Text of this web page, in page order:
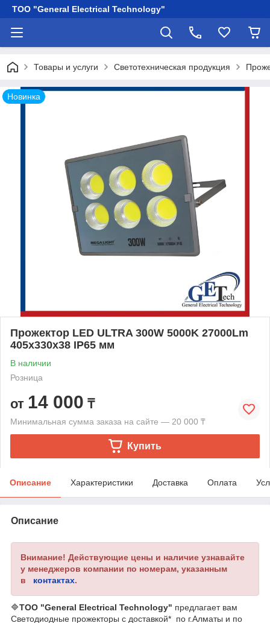
ТОО "General Electrical Technology"
Товары и услуги Светотехническая продукция
Новинка
Прожектор LED ULTRA 300W 5000K 27000Lm
405х330х38 IP65 мм
В наличии
Розница
от 14 000 ₸
Минимальная сумма заказа на сайте — 20 000 ₸
Купить
Описание Характеристики Доставка Оплата
Описание
Внимание! Действующие цены и наличие узнавайте
у менеджеров компании по номерам, указанным
в контактах.
🔷ТОО "General Electrical Technology" предлагает вам
Светодиодные прожекторы с доставкой* по г.Алматы и по